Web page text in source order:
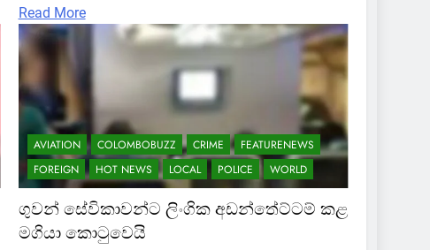
Read More
AVIATION COLOMBOBUZZ CRIME
FEATURENEWS
FOREIGN
HOT NEWS LOCAL POLICE WORLD
ගුවන් සේවිකාවන්ට ලිංගික අඩන්තේට්ටම් කළ
මගියා කොටුවෙයි